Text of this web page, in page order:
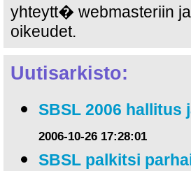
yhteytt� webmasteriin
oikeudet.
Uutisarkisto:
SBSL 2006
2006-10-26 17:28:01
SBSL palkitsi